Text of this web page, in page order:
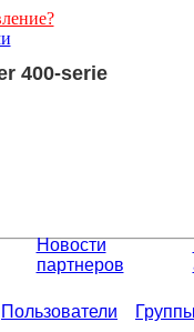
400-serie
Новости
партнеров
Пользователи